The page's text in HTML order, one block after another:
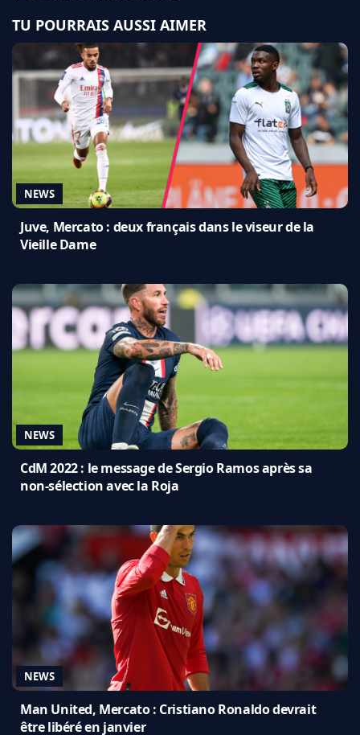
TU POURRAIS AUSSI AIMER
NEWS
Juve, Mercato : deux français dans le viseur de la
Vieille Dame
NEWS
CdM 2022 : le message de Sergio Ramos après sa
non-sélection avec la Roja
NEWS
Man United, Mercato : Cristiano Ronaldo devrait
être libéré en janvier